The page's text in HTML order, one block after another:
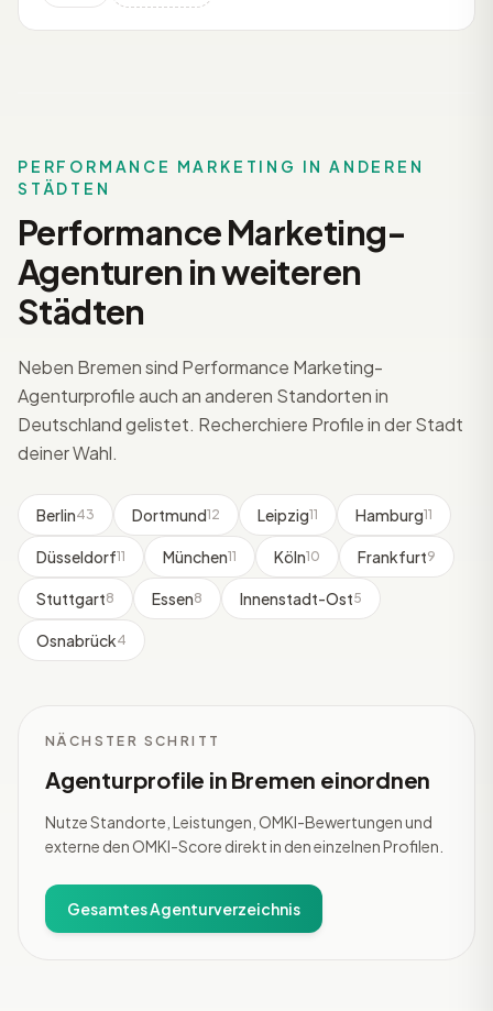
PERFORMANCE MARKETING IN ANDEREN
STÄDTEN
Performance Marketing-
Agenturen in weiteren
Städten
Neben Bremen sind Performance Marketing-
Agenturprofile auch an anderen Standorten in
Deutschland gelistet. Recherchiere Profile in der Stadt
deiner Wahl.
Berlin43 Dortmund12 Leipzig11 Hamburg11
Düsseldorf11 München11 Köln10 Frankfurt9
Stuttgart8 Essen8 Innenstadt-Ost5
Osnabrück4
NÄCHSTER SCHRITT
Agenturprofile in Bremen einordnen
Nutze Standorte, Leistungen, OMKI-Bewertungen und
externe den OMKI-Score direkt in den einzelnen Profilen.
Gesamtes Agenturverzeichnis